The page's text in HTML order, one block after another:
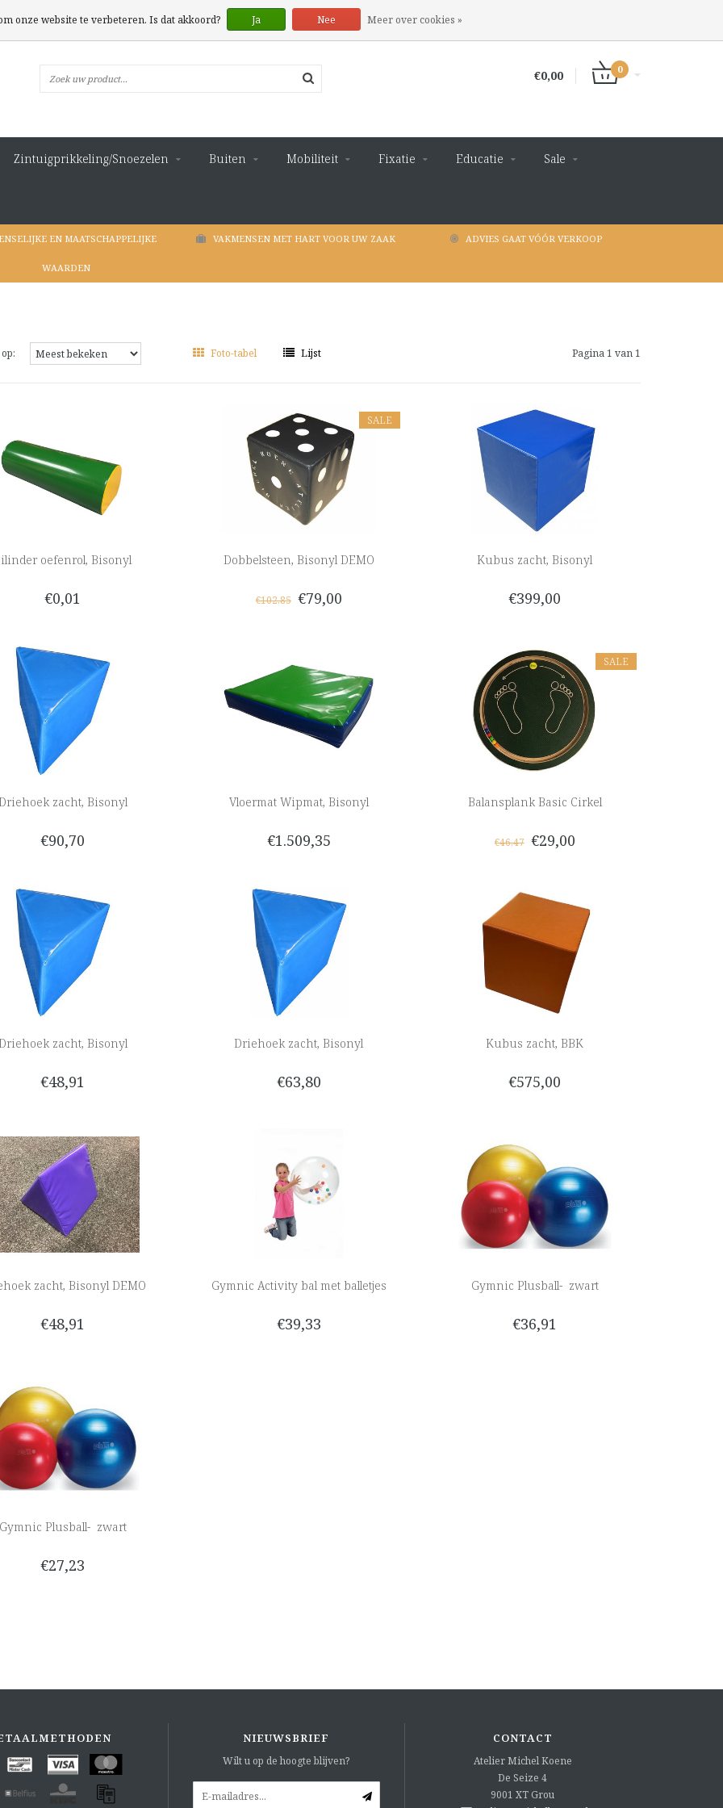
€0,00 0
Zintuigprikkeling/Snoezelen Buiten Mobiliteit Fixatie Educatie Sale
EN MAATSCHAPPELIJKE
WAARDEN
VAKMENSEN MET HART VOOR UW ZAAK ADVIES GAAT VÓÓR VERKOOP
Foto-tabel Lijst Pagina 1 van 1
oefenrol, Bisonyl
€0,01
SALE
Dobbelsteen, Bisonyl DEMO
€102,85 €79,00
Kubus zacht, Bisonyl
€399,00
zacht, Bisonyl
€90,70
Vloermat Wipmat, Bisonyl
€1.509,35
SALE
Balansplank Basic Cirkel
€46,47 €29,00
zacht, Bisonyl
€48,91
Driehoek zacht, Bisonyl
€63,80
Kubus zacht, BBK
€575,00
zacht, Bisonyl DEMO
€48,91
Gymnic Activity bal met balletjes
€39,33
Gymnic Plusball- zwart
€36,91
Plusball- zwart
€27,23
NIEUWSBRIEF
Wilt u op de hoogte blijven?
CONTACT
Atelier Michel Koene
De Seize 4
9001 XT Grou
onze website te verbeteren. Is dat akkoord? Ja Nee Meer over cookies »